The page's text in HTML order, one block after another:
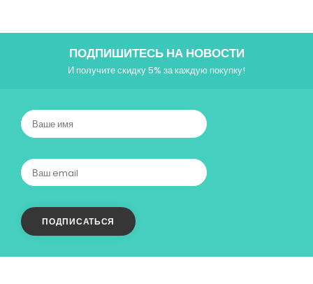
ПОДПИШИТЕСЬ НА НОВОСТИ
И получите скидку 5% за каждую покупку!